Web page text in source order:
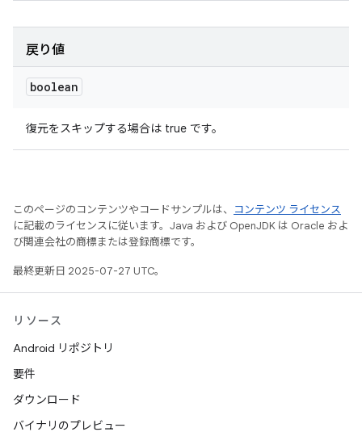
戻り値
boolean
復元をスキップする場合は true です。
このページのコンテンツやコードサンプルは、
コンテンツ ライセンス
に記載のライセンスに従います。Java および OpenJDK は Oracle およ
び関連会社の商標または登録商標です。
最終更新日 2025-07-27 UTC。
リソース
Android リポジトリ
要件
ダウンロード
バイナリのプレビュー